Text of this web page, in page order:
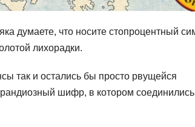
думаете, что носите стопроцентный
лихорадки.
так и остались бы просто рвущейся
шифр, в котором соединились